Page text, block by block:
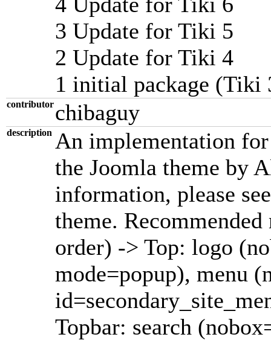
3 Update for Tiki 5
2 Update for Tiki 4
1 initial package (Tiki
contributorchibaguy
description An implementation
the Joomla theme by
information, please
theme.
order) -> Top: logo
mode=popup), menu
Topbar: search